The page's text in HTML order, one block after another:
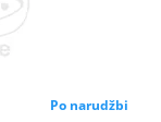
Po narudžbi